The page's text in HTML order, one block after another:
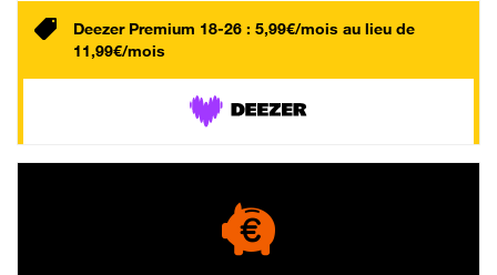
Deezer Premium 18-26 : 5,99€/mois au lieu de
11,99€/mois